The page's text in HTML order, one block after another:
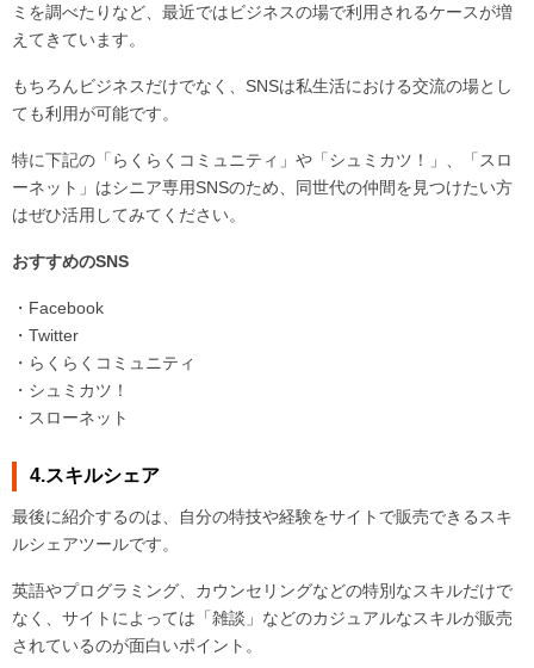
ミを調べたりなど、最近ではビジネスの場で利用されるケースが増
えてきています。
もちろんビジネスだけでなく、SNSは私生活における交流の場とし
ても利用が可能です。
特に下記の「らくらくコミュニティ」や「シュミカツ！」、「スロ
ーネット」はシニア専用SNSのため、同世代の仲間を見つけたい方
はぜひ活用してみてください。
おすすめのSNS
・Facebook
・Twitter
・らくらくコミュニティ
・シュミカツ！
・スローネット
4.スキルシェア
最後に紹介するのは、自分の特技や経験をサイトで販売できるスキ
ルシェアツールです。
英語やプログラミング、カウンセリングなどの特別なスキルだけで
なく、サイトによっては「雑談」などのカジュアルなスキルが販売
されているのが面白いポイント。